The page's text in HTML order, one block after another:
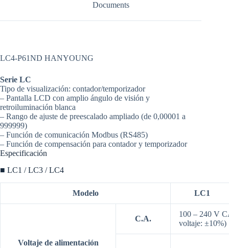
Documents
LC4-P61ND HANYOUNG
Serie LC
Tipo de visualización: contador/temporizador
– Pantalla LCD con amplio ángulo de visión y
retroiluminación blanca
– Rango de ajuste de preescalado ampliado (de 0,00001 a
999999)
– Función de comunicación Modbus (RS485)
– Función de compensación para contador y temporizador
Especificación
■ LC1 / LC3 / LC4
Modelo LC1
Voltaje de alimentación
C.A.
100 – 240 V
voltaje: ±10%)